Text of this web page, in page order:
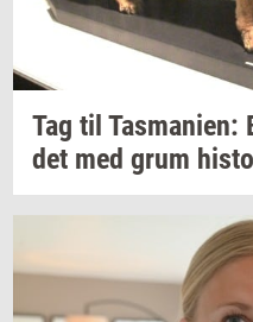
Tag til Tas­ma­ni­en:
det med grum